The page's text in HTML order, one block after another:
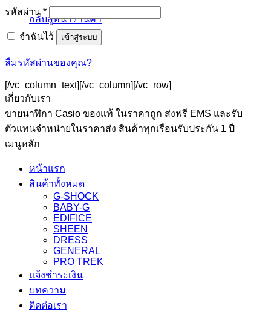
กลับสู่หน้าร้านค้า
รหัสผ่าน *ต้องการ
จำฉันไว้ เข้าสู่ระบบ
ลืมรหัสผ่านของคุณ?
[/vc_column_text][/vc_column][/vc_row]
เกี่ยวกับเรา
ขายนาฬิกา Casio ของแท้ ในราคาถูก ส่งฟรี EMS และรับ
ตัวแทนจำหน่ายในราคาส่ง สินค้าทุกเรือนรับประกัน 1 ปี
เมนูหลัก
หน้าแรก
สินค้าทั้งหมด
G-SHOCK
BABY-G
EDIFICE
SHEEN
DRESS
GENERAL
PRO TREK
แจ้งชำระเงิน
บทความ
ติดต่อเรา